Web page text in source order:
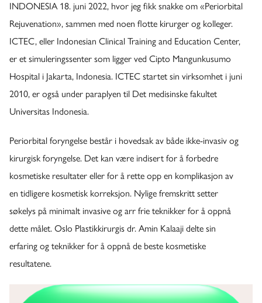
INDONESIA 18. juni 2022, hvor jeg fikk snakke om «Periorbital
Rejuvenation», sammen med noen flotte kirurger og kolleger.
ICTEC, eller Indonesian Clinical Training and Education Center,
er et simuleringssenter som ligger ved Cipto Mangunkusumo
Hospital i Jakarta, Indonesia. ICTEC startet sin virksomhet i juni
2010, er også under paraplyen til Det medisinske fakultet
Universitas Indonesia.
Periorbital foryngelse består i hovedsak av både ikke-invasiv og
kirurgisk foryngelse. Det kan være indisert for å forbedre
kosmetiske resultater eller for å rette opp en komplikasjon av
en tidligere kosmetisk korreksjon. Nylige fremskritt setter
søkelys på minimalt invasive og arr frie teknikker for å oppnå
dette målet. Oslo Plastikkirurgis dr. Amin Kalaaji delte sin
erfaring og teknikker for å oppnå de beste kosmetiske
resultatene.